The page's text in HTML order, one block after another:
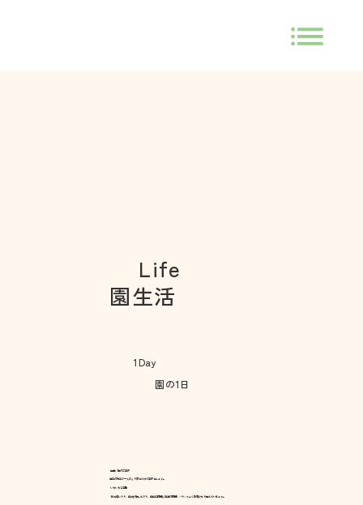
Life
園生活
1Day
​園の1日
登園・朝のご挨拶
担任の先生が一人ひとり声をかけて挨拶をします。
いろいろな活動
絵を描いたり、自然に親しんだり、自由な時間と指導の時間、バランスよく教育に取り組んでいきます。